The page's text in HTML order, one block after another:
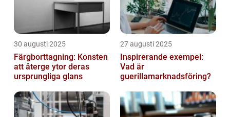
30 augusti 2025
Färgborttagning: Konsten
att återge ytor deras
ursprungliga glans
27 augusti 2025
Inspirerande exempel:
Vad är
guerillamarknadsföring?